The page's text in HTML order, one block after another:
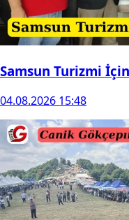
Samsun Turizmi
04.08.2026 15:48